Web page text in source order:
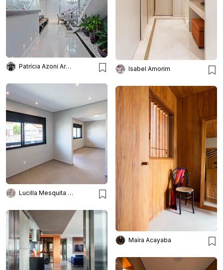
Isabel Amorim
Patrícia Azoni Arquitetura + Arte & Design
Lucilla Mesquita Arquitetura e Interiores
Maíra Acayaba